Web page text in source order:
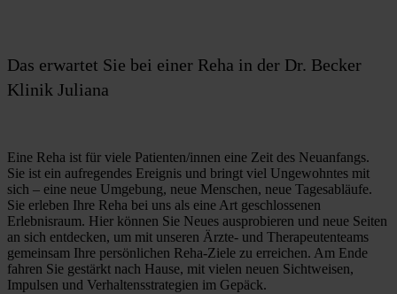
Das erwartet Sie bei einer Reha in der Dr. Becker
Klinik Juliana
Eine Reha ist für viele Patienten/innen eine Zeit des Neuanfangs.
Sie ist ein aufregendes Ereignis und bringt viel Ungewohntes mit
sich – eine neue Umgebung, neue Menschen, neue Tagesabläufe.
Sie erleben Ihre Reha bei uns als eine Art geschlossenen
Erlebnisraum. Hier können Sie Neues ausprobieren und neue Seiten
an sich entdecken, um mit unseren Ärzte- und Therapeutenteams
gemeinsam Ihre persönlichen Reha-Ziele zu erreichen. Am Ende
fahren Sie gestärkt nach Hause, mit vielen neuen Sichtweisen,
Impulsen und Verhaltensstrategien im Gepäck.